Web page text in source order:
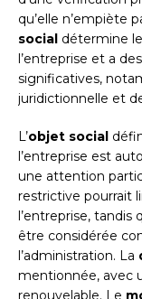
qu’elle n’empiète
social détermine
l’entreprise et a
significatives,
juridictionnelle et
L’objet social
l’entreprise est
une attention
restrictive pourrait
l’entreprise, tandis
être considérée
l’administration. La
mentionnée, avec
renouvelable. Le